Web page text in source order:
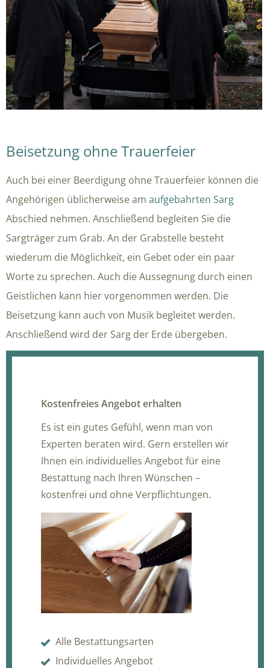
Beisetzung ohne Trauerfeier
Auch bei einer Beerdigung ohne Trauerfeier können die
Angehörigen üblicherweise am aufgebahrten Sarg
Abschied nehmen. Anschließend begleiten Sie die
Sargträger zum Grab. An der Grabstelle besteht
wiederum die Möglichkeit, ein Gebet oder ein paar
Worte zu sprechen. Auch die Aussegnung durch einen
Geistlichen kann hier vorgenommen werden. Die
Beisetzung kann auch von Musik begleitet werden.
Anschließend wird der Sarg der Erde übergeben.
Kostenfreies Angebot erhalten
Es ist ein gutes Gefühl, wenn man von
Experten beraten wird. Gern erstellen wir
Ihnen ein individuelles Angebot für eine
Bestattung nach Ihren Wünschen –
kostenfrei und ohne Verpflichtungen.
Alle Bestattungsarten
Individuelles Angebot